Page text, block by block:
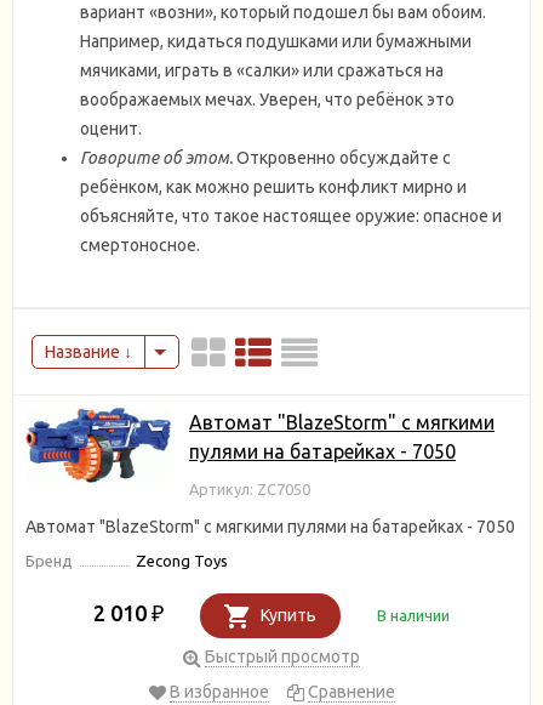
вариант «возни», который подошел бы вам обоим.
Например, кидаться подушками или бумажными
мячиками, играть в «салки» или сражаться на
воображаемых мечах. Уверен, что ребёнок это
оценит.
Говорите об этом.Откровенно обсуждайте с
ребёнком, как можно решить конфликт мирно и
объясняйте, что такое настоящее оружие: опасное и
смертоносное.
Название
Автомат "BlazeStorm" с мягкими
пулями на батарейках - 7050
Артикул: ZC7050
Автомат "BlazeStorm" с мягкими пулями на батарейках - 7050
Бренд Zecong Toys
2 010 ₽ Купить В наличии
Быстрый просмотр
В избранное
Сравнение